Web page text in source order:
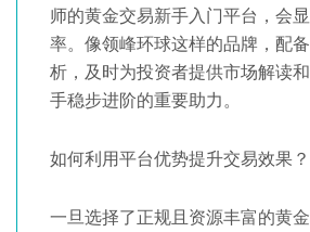
师的黄金交易新手入门平台，会
率。像领峰环球这样的品牌，配
析，及时为投资者提供市场解读
手稳步进阶的重要助力。
如何利用平台优势提升交易效果？
一旦选择了正规且资源丰富的黄